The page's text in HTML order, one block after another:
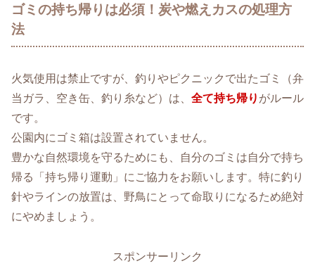
ゴミの持ち帰りは必須！炭や燃えカスの処理方
法
火気使用は禁止ですが、釣りやピクニックで出たゴミ（弁
当ガラ、空き缶、釣り糸など）は、 全て持ち帰り がルール
です。
公園内にゴミ箱は設置されていません。
豊かな自然環境を守るためにも、自分のゴミは自分で持ち
帰る「持ち帰り運動」にご協力をお願いします。特に釣り
針やラインの放置は、野鳥にとって命取りになるため絶対
にやめましょう。
スポンサーリンク